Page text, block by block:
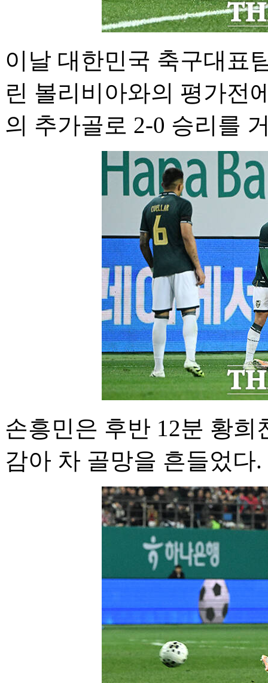
이날 대한민국 축구대표
린 볼리비아와의 평가전
의 추가골로 2-0 승리를
손흥민은 후반 12분 황
감아 차 골망을 흔들었다.